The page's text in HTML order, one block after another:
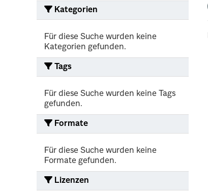
Kategorien
Für diese Suche wurden keine
Kategorien gefunden.
Tags
Für diese Suche wurden keine Tags
gefunden.
Formate
Für diese Suche wurden keine
Formate gefunden.
Lizenzen